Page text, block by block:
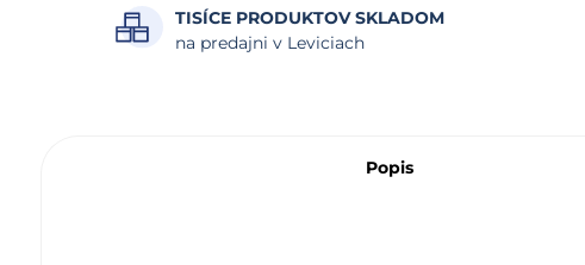
TISÍCE PRODUKTOV SKLADOM
na predajni v Leviciach
Popis